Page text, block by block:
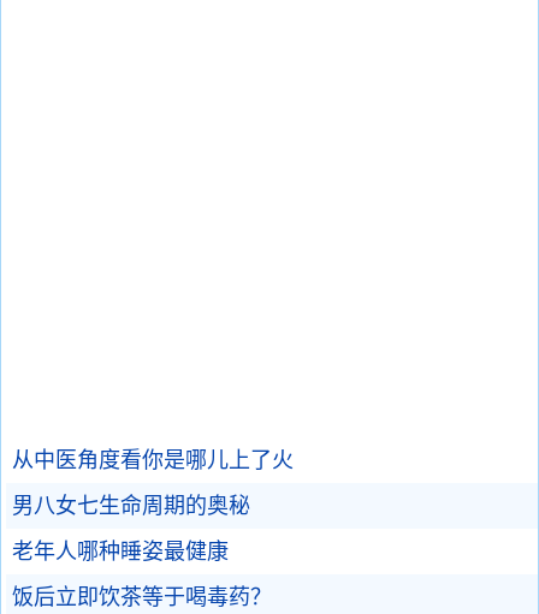
从中医角度看你是哪儿上了火
男八女七生命周期的奥秘
老年人哪种睡姿最健康
饭后立即饮茶等于喝毒药？